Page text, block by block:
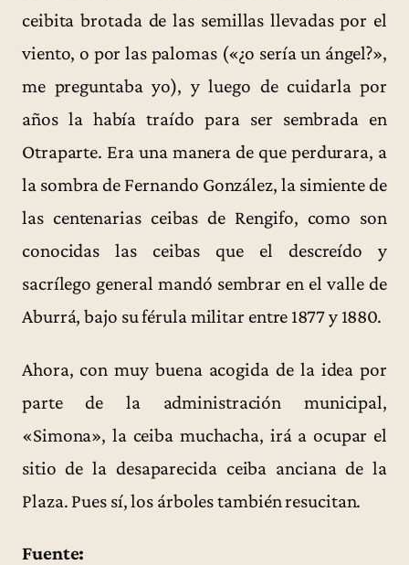
ceibita brotada de las semillas llevadas por el
viento, o por las palomas («¿o sería un ángel?»,
me preguntaba yo), y luego de cuidarla por
años la había traído para ser sembrada en
Otraparte. Era una manera de que perdurara, a
la sombra de Fernando González, la simiente de
las centenarias ceibas de Rengifo, como son
conocidas las ceibas que el descreído y
sacrílego general mandó sembrar en el valle de
Aburrá, bajo su férula militar entre 1877 y 1880.
Ahora, con muy buena acogida de la idea por
parte de la administración municipal,
«Simona», la ceiba muchacha, irá a ocupar el
sitio de la desaparecida ceiba anciana de la
Plaza. Pues sí, los árboles también resucitan.
Fuente: